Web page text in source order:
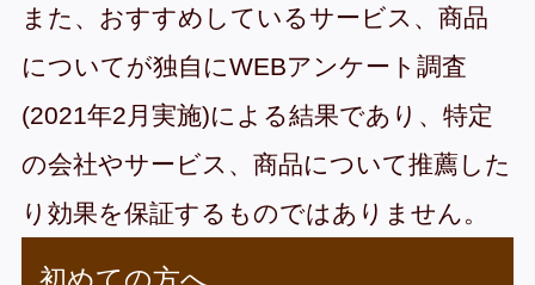
また、おすすめしているサービス、商品
についてが独自にWEBアンケート調査
(2021年2月実施)による結果であり、特定
の会社やサービス、商品について推薦した
り効果を保証するものではありません。